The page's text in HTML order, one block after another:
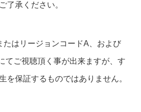
了承ください。
たはリージョンコードA、および
てご視聴頂く事が出来ますが、す
を保証するものではありません。